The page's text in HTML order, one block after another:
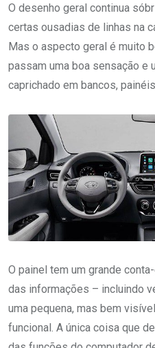
O desenho geral continua
certas ousadias de linhas na
Mas o aspecto geral é muito
passam uma boa sensação e
caprichado em bancos,
O painel tem um grande
das informações – incluindo
uma pequena, mas bem
funcional. A única coisa que